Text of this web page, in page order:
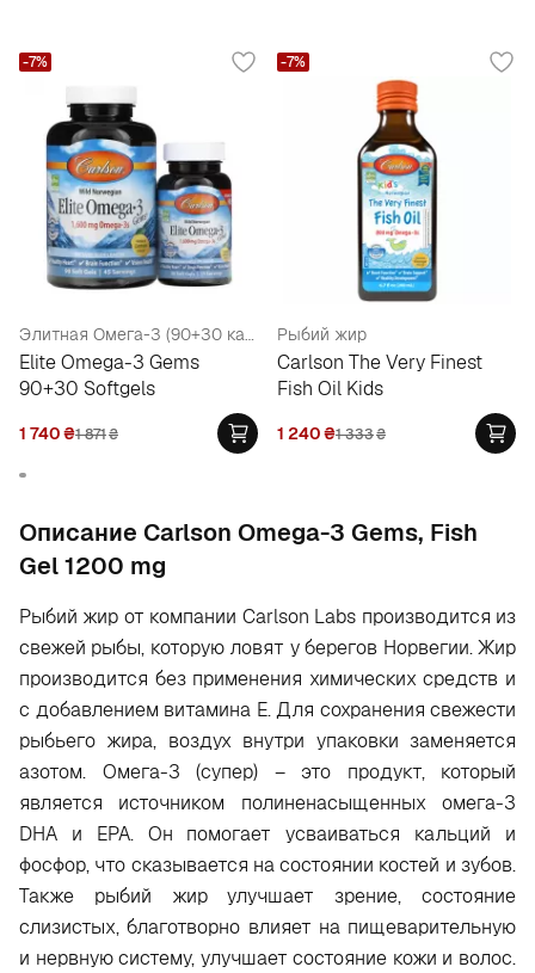
Элитная Омега-3 (90+30 капсул)
Elite Omega-3 Gems
90+30 Softgels
1 740₴1 871₴
-7%
Рыбий жир
Carlson The Very Finest
Fish Oil Kids
1 240₴1 333₴
-7%
Oписание Carlson Omega-3 Gems, Fish
Gel 1200 mg
Рыбий жир от компании Carlson Labs производится из
свежей рыбы, которую ловят у берегов Норвегии. Жир
производится без применения химических средств и
с добавлением витамина Е. Для сохранения свежести
рыбьего жира, воздух внутри упаковки заменяется
азотом. Омега-3 (супер) – это продукт, который
является источником полиненасыщенных омега-3
DHA и EPA. Он помогает усваиваться кальций и
фосфор, что сказывается на состоянии костей и зубов.
Также рыбий жир улучшает зрение, состояние
слизистых, благотворно влияет на пищеварительную
и нервную систему, улучшает состояние кожи и волос.